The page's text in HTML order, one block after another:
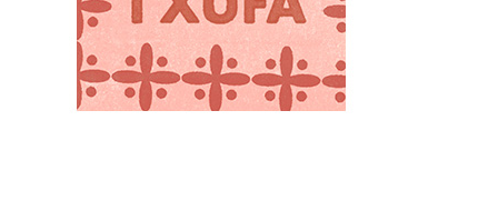
Partners
Spain